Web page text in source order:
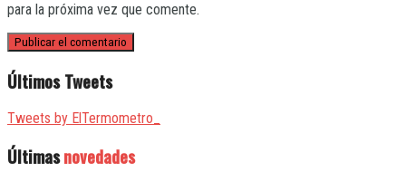
para la próxima vez que comente.
Últimos Tweets
Tweets by ElTermometro_
Últimasnovedades